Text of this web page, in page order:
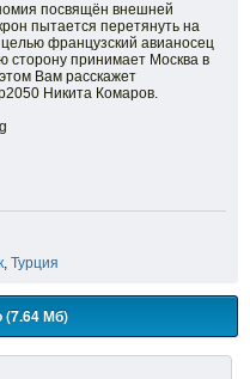
посвящён внешней
пытается перетянуть на
французский авианосец
сторону принимает Москва в
Вам расскажет
Никита Комаров.
, Турция
(7.64 Мб)